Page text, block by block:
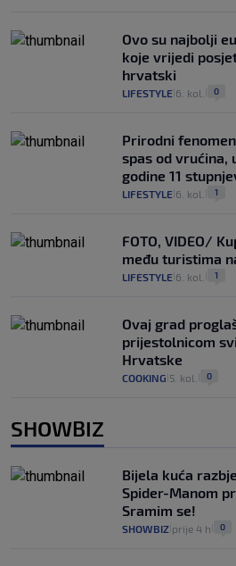
Ovo su najbolji
koje vrijedi
hrvatski
LIFESTYLE 6. kol. 0
Prirodni
spas od vrućina,
godine 11
LIFESTYLE 6. kol. 1
FOTO, VIDEO/
među turistima
LIFESTYLE 6. kol. 1
Ovaj grad
prijestolnicom
Hrvatske
COOKING 5. kol. 0
SHOWBIZ
Bijela kuća
Spider-Manom
Sramim se!
SHOWBIZ prije 4 h 0